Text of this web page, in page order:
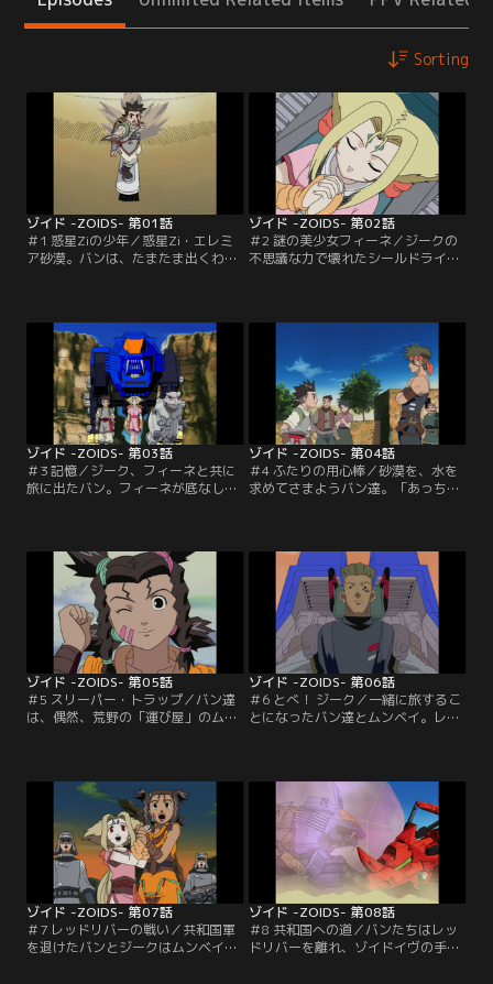
Sorting
ゾイド -ZOIDS- 第01話
＃1 惑星Ziの少年／惑星Zi・エレミ
ア砂漠。バンは、たまたま出くわし
果てた遺跡へと逃げ込む。遺跡の崩
れた壁の向こうに、偶然隠し部屋を
発見したバン。そこには、カプセル
が2つ並んでいた。【提供：バンダ
イチャンネル】
ゾイド -ZOIDS- 第02話
＃2 謎の美少女フィーネ／ジークの
不思議な力で壊れたシールドライガ
のコロニーに連れて帰り、家に置い
てもらえるよう姉のマリアに頼み込
む。ところが、ジークの能力に眼を
付けた盗賊達はコロニーを襲い…。
【提供：バンダイチャンネル】
ゾイド -ZOIDS- 第03話
＃3 記憶／ジーク、フィーネと共に
旅に出たバン。フィーネが底なしの
は砂漠で捜し物をしているのだとい
う。アーバインと別れ、まるでジャ
ングルのように植物が生い茂る、風
化した遺跡にたどり着いたバン達。
【提供：バンダイチャンネル】
ゾイド -ZOIDS- 第04話
＃4 ふたりの用心棒／砂漠を、水を
求めてさまようバン達。「あっちに
ニーを発見。大喜びで湖に飛び込む
バンだが、アーバインが現れ一瞬身
構える。しかし彼は、今はこのオア
シスを盗賊から守るために…。【提
供：バンダイチャンネル】
ゾイド -ZOIDS- 第05話
＃5 スリーパー・トラップ／バン達
は、偶然、荒野の「運び屋」のムン
自慢だが、ずいぶんと今まで危険な
橋を渡ってきているようだ。いきな
り野良ゾイドのガイサックに襲われ
るバン達とムンベイ。シールドライ
ガーが…。【提供：バンダイチャン
ゾイド -ZOIDS- 第06話
＃6 とべ！ ジーク／一緒に旅するこ
とになったバン達とムンベイ。レッ
ンベイの積み荷を調べさせろと言
う。遺跡で起こった大爆破と、軍の
ガイサックを粉々にした犯人を探し
ているのだ。しかも爆薬が帝国軍側
のものと分かって、スパイの疑いま
でかけられていた。【提供：バンダ
イチャンネル】
ゾイド -ZOIDS- 第07話
＃7 レッドリバーの戦い／共和国軍
を退けたバンとジークはムンベイ達
ゾイド -ZOIDS- 第08話
＃8 共和国への道／バンたちはレッ
ドリバーを離れ、ゾイドイヴの手が